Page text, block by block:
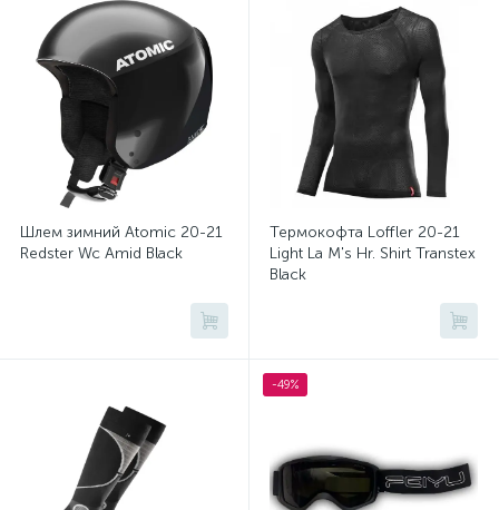
Шлем зимний Atomic 20-21
Redster Wc Amid Black
Термокофта Loffler 20-21
Light La M's Hr. Shirt Transtex
Black
-49%